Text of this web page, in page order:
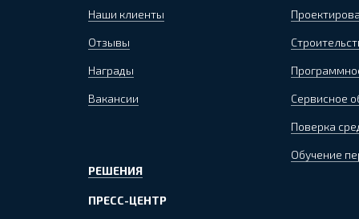
Наши клиенты
Отзывы
Награды
Вакансии
РЕШЕНИЯ
ПРЕСС-ЦЕНТР
Сервисное
Поверка
Обучение